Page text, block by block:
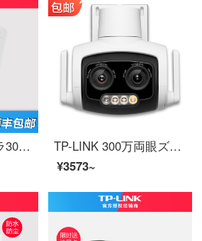
TP-LINK監視カメラ300万半球雲撮影一体機5 m携帯電話の電源アダプタを持参し、携帯電話の遠隔TL-PC 4 Y 35 H-S 4にメモリがないこと。
TP-LINK 300万両眼ズームフルカラー屋外カメラIP 66級防水防塵3倍光学ズーム最高対応256 GメモリカードTL-PC 637両眼ズーム版64 G
¥3573~